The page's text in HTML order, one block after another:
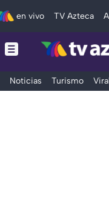
en vivo TV Azteca
Noticias Turismo